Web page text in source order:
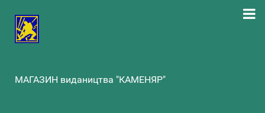
МАГАЗИН видаництва "КАМЕНЯР"